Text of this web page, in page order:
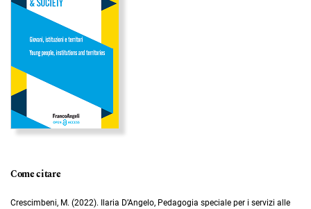
Come citare
Crescimbeni, M. (2022). Ilaria D’Angelo, Pedagogia speciale per i servizi alle